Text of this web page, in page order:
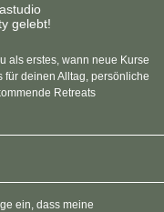
gelebt!
als erstes, wann neue Kurse
für deinen Alltag, persönliche
Retreats
ein, dass meine